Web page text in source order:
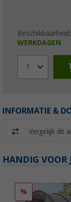
Beschikbaarheid:
WERKDAGEN
1
INFORMATIE &
Vergelijk dit
HANDIG VOOR
%